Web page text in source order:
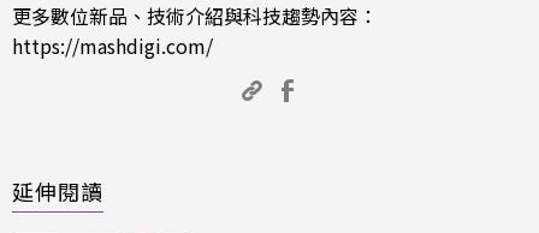
更多數位新品、技術介紹與科技趨勢內容：
https://mashdigi.com/
延伸閱讀